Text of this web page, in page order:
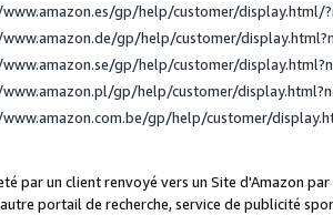
gp/help/customer/display.html/
gp/help/customer/
gp/help/customer/
gp/help/customer/
gp/help/customer/
par un client renvoyé vers un Site d'Amazon
portail de recherche, service de publicité